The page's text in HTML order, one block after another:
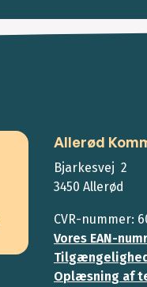
Allerød
Bjarkesvej 2
3450 Allerød
CVR-nummer:
Vores EAN-
Oplæsning af